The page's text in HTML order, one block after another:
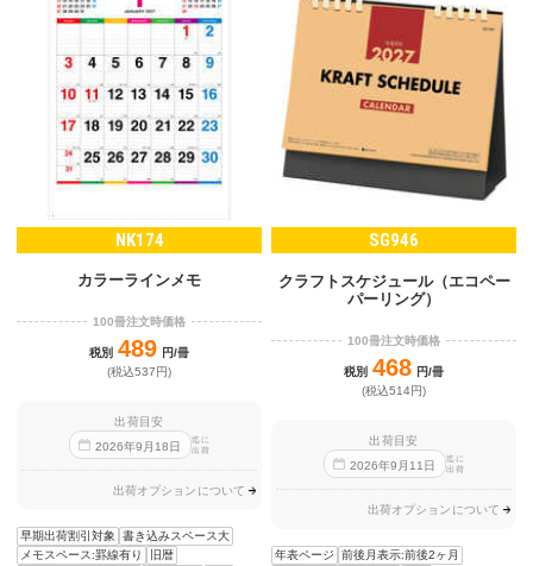
NK174
カラーラインメモ
100冊注文時価格
税別 489 円/冊
(税込537円)
出荷目安
2026年9 月18 日
迄に
出荷
出荷オプションについて
早期出荷割引対象
書き込みスペース大
メモスペース:罫線有り
旧暦
SG946
クラフトスケジュール（エコペー
パーリング）
100冊注文時価格
税別 468 円/冊
(税込514円)
出荷目安
2026年9 月 11 日
迄に
出荷
出荷オプションについて
年表ページ
前後月表示:前後2ヶ月